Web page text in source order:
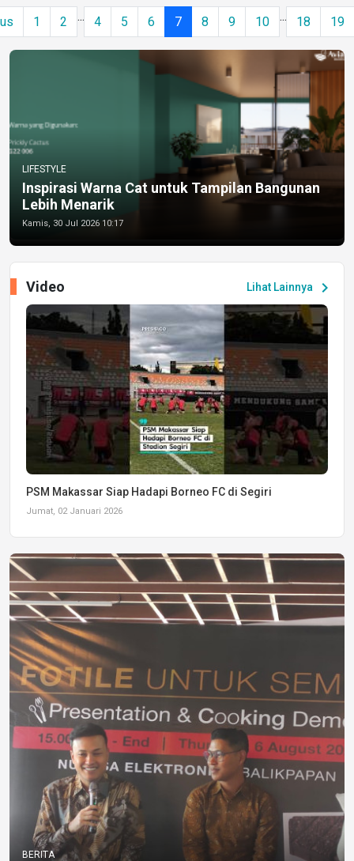
1 2 ... 4 5 6 7 8 9 10 ... 18 19
LIFESTYLE
Inspirasi Warna Cat untuk Tampilan Bangunan
Lebih Menarik
Kamis, 30 Jul 2026 10:17
Lihat Lainnya chevron_right
Video
PSM Makassar Siap Hadapi Borneo FC di Segiri
Jumat, 02 Januari 2026
BERITA